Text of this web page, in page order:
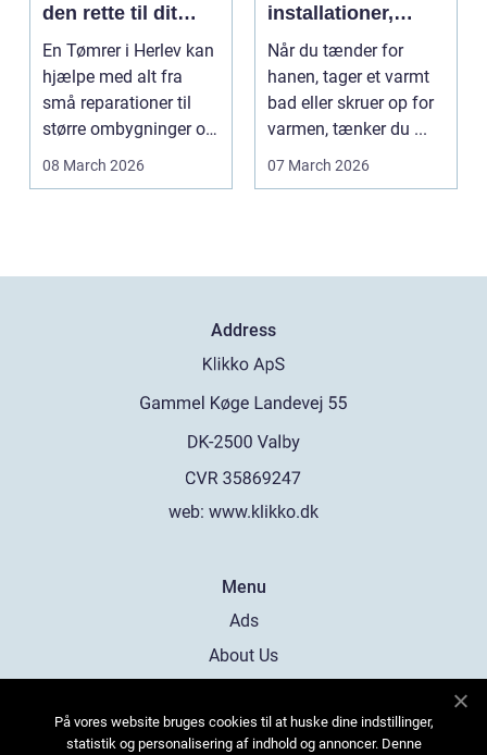
den rette til dit
projekt
En Tømrer i Herlev kan
hjælpe med alt fra
små reparationer til
større ombygninger og
tilbygninger. N...
08 March 2026
installationer,
komfort og
energiforbrug
Når du tænder for
hanen, tager et varmt
bad eller skruer op for
varmen, tænker du ...
07 March 2026
Address
web: www.klikko.dk
Menu
Ads
About Us
Contact
På vores website bruges cookies til at huske dine indstillinger,
statistik og personalisering af indhold og annoncer. Denne